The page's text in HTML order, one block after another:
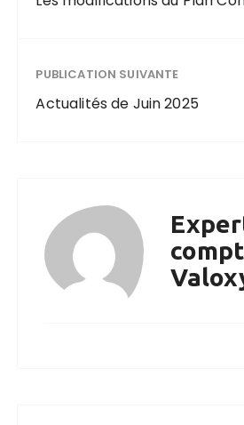
PUBLICATION SUIVANTE
Actualités de Juin 2025